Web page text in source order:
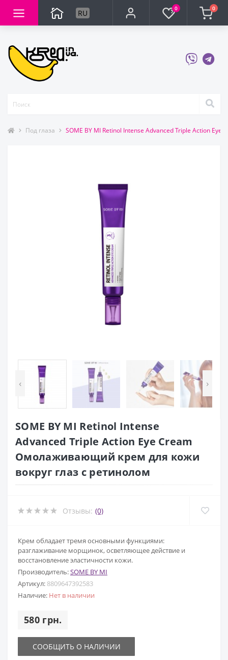
RU 0 0
Под глаза SOME BY MI Retinol Intense Advanced Triple Action
‹ ›
SOME BY MI Retinol Intense
Advanced Triple Action Eye Cream
Омолаживающий крем для кожи
вокруг глаз с ретинолом
Отзывы: (0)
Крем обладает тремя основными функциями:
разглаживание морщинок, осветляющее действие и
восстановление эластичности кожи.
Производитель:SOME BY MI
Артикул: 8809647392583
Наличие: Нет в наличии
580 грн.
СООБЩИТЬ О НАЛИЧИИ